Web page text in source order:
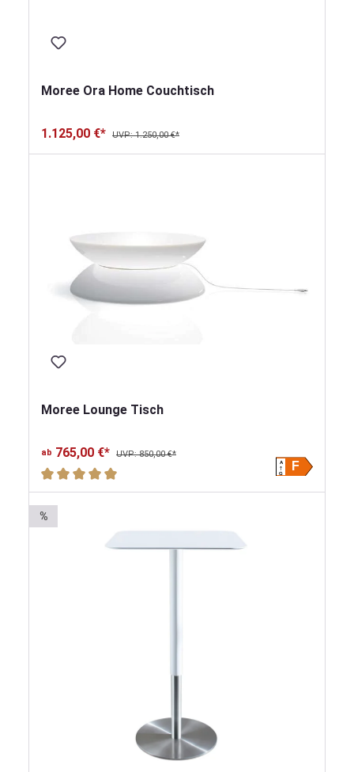
Moree Ora Home Couchtisch
1.125,00 €* UVP: 1.250,00 €*
Moree Lounge Tisch
ab 765,00 €* UVP: 850,00 €*
F
A
G
Durchschnittliche Bewertung von 5 von 5 Sternen
%